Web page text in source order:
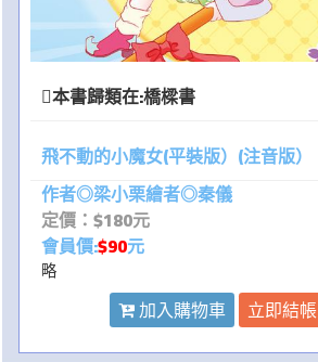
本書歸類在:橋樑書
飛不動的小魔女(平裝版）(注音版）
作者◎梁小栗繪者◎秦儀
定價：$180元
會員價:$90元
略
加入購物車 立即結帳